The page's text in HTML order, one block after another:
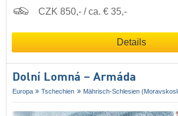
CZK 850,- / ca. € 35,-
Details
Dolní Lomná – Armáda
Europa Tschechien Mährisch-Schlesien